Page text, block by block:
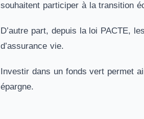
souhaitent participer à la transition
D’autre part, depuis la loi PACTE,
d’assurance vie.
Investir dans un fonds vert permet
épargne.